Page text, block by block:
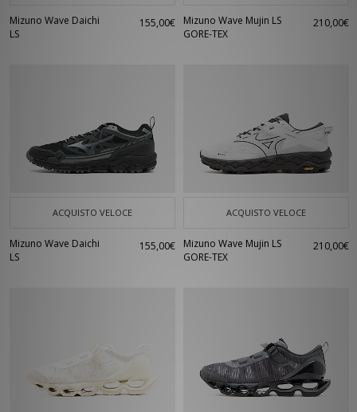
Mizuno Wave Daichi
LS
155,00€
Mizuno Wave Mujin LS
GORE-TEX
210,00€
ACQUISTO VELOCE
Mizuno Wave Daichi
LS
155,00€
ACQUISTO VELOCE
Mizuno Wave Mujin LS
GORE-TEX
210,00€